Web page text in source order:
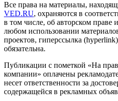
Все права на материалы,
VED.RU, охраняются в
в том числе, об авторском
любом использовании
проектов, гиперссылка (hyperlink)
обязательна.
Публикации с пометкой «На
компании» оплачены
несет ответственности за
содержащейся в рекламных